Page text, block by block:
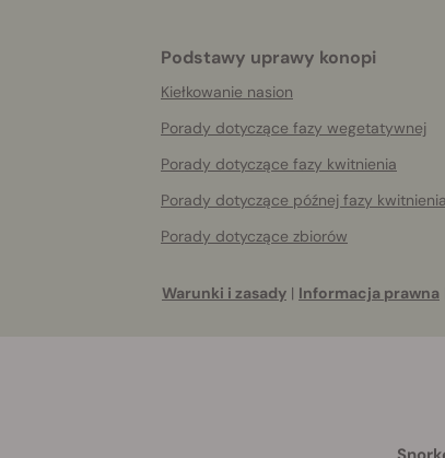
Podstawy uprawy konopi
Kiełkowanie nasion
Porady dotyczące fazy wegetatywnej
Porady dotyczące fazy kwitnienia
Porady dotyczące późnej fazy kwitnienia
Porady dotyczące zbiorów
Warunki i zasady | Informacja prawna